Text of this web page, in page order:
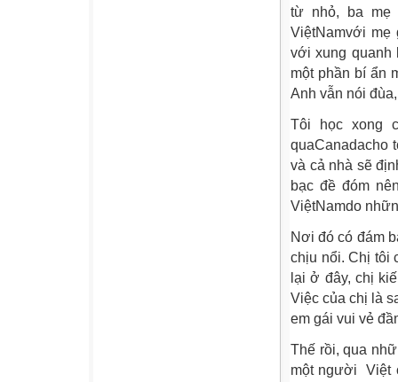
từ nhỏ, ba mẹ
ViệtNamvới mẹ
với xung quanh
một phần bí ẩn
Anh vẫn nói
Tôi học xong
quaCanadacho
và cả nhà sẽ
bạc đề đóm
ViệtNamdo
Nơi đó có đám
chịu nổi. Chị tôi
lại ở đây, chị
Việc của chị là
em gái vui vẻ
Thế rồi, qua
một người Việt